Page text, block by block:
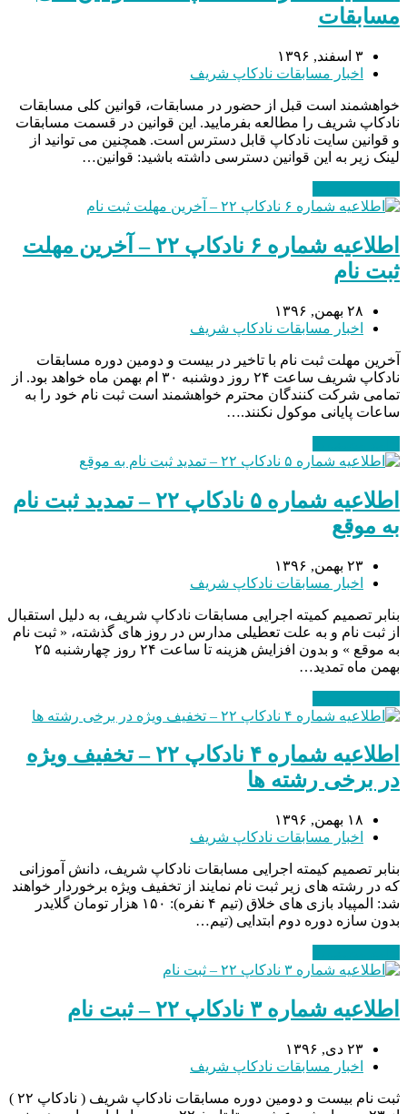
مسابقات
۳ اسفند, ۱۳۹۶
اخبار مسابقات نادکاپ شریف
خواهشمند است قبل از حضور در مسابقات، قوانین کلی مسابقات
نادکاپ شریف را مطالعه بفرمایید. این قوانین در قسمت مسابقات
و قوانین سایت نادکاپ قابل دسترس است. همچنین می توانید از
لینک زیر به این قوانین دسترسی داشته باشید: قوانین…
اطلاعیه شماره ۶ نادکاپ ۲۲ – آخرین مهلت
ثبت نام
۲۸ بهمن, ۱۳۹۶
اخبار مسابقات نادکاپ شریف
آخرین مهلت ثبت نام با تاخیر در بیست و دومین دوره مسابقات
نادکاپ شریف ساعت ۲۴ روز دوشنبه ۳۰ ام بهمن ماه خواهد بود. از
تمامی شرکت کنندگان محترم خواهشمند است ثبت نام خود را به
ساعات پایانی موکول نکنند.…
اطلاعیه شماره ۵ نادکاپ ۲۲ – تمدید ثبت نام
به موقع
۲۳ بهمن, ۱۳۹۶
اخبار مسابقات نادکاپ شریف
بنابر تصمیم کمیته اجرایی مسابقات نادکاپ شریف، به دلیل استقبال
از ثبت نام و به علت تعطیلی مدارس در روز های گذشته، « ثبت نام
به موقع » و بدون افزایش هزینه تا ساعت ۲۴ روز چهارشنبه ۲۵
بهمن ماه تمدید…
اطلاعیه شماره ۴ نادکاپ ۲۲ – تخفیف ویژه
در برخی رشته ها
۱۸ بهمن, ۱۳۹۶
اخبار مسابقات نادکاپ شریف
بنابر تصمیم کیمته اجرایی مسابقات نادکاپ شریف، دانش آموزانی
که در رشته های زیر ثبت نام نمایند از تخفیف ویژه برخوردار خواهند
شد: المپیاد بازی های خلاق (تیم ۴ نفره): ۱۵۰ هزار تومان گلایدر
بدون سازه دوره دوم ابتدایی (تیم…
اطلاعیه شماره ۳ نادکاپ ۲۲ – ثبت نام
۲۳ دی, ۱۳۹۶
اخبار مسابقات نادکاپ شریف
ثبت نام بیست و دومین دوره مسابقات نادکاپ شریف ( نادکاپ ۲۲ )